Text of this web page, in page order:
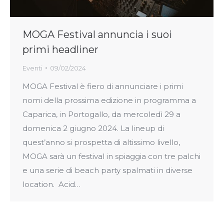
MOGA Festival annuncia i suoi
primi headliner
Eventi 09/02/2024
MOGA Festival è fiero di annunciare i primi
nomi della prossima edizione in programma a
Caparica, in Portogallo, da mercoledì 29 a
domenica 2 giugno 2024. La lineup di
quest’anno si prospetta di altissimo livello,
MOGA sarà un festival in spiaggia con tre palchi
e una serie di beach party spalmati in diverse
location. Acid…